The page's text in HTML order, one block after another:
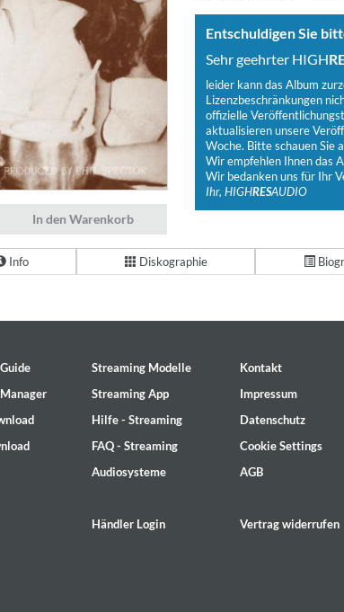
In den Warenkorb
Entschuldigen Sie
Sehr geehrter HIGH
leider kann das Album
Lizenzbeschränkungen
offizielle
aktualisieren unsere
Woche. Bitte schauen Sie
Wir empfehlen Ihnen das
Wir bedanken uns für Ihr
Ihr, HIGHRESAUDIO
Info Diskographie
Streaming Modelle
Streaming App
Hilfe - Streaming
FAQ - Streaming
Audiosysteme
Händler Login
Kontakt
Impressum
Datenschutz
Cookie Settings
AGB
Vertrag widerrufen